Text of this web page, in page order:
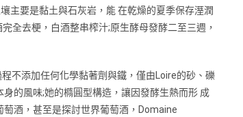
主要是黏土與石灰岩，能 在乾燥的夏季保存溼潤
全去梗，白酒整串榨汁;原生酵母發酵二至三週，
不添加任何化學黏著劑與鐵，僅由Loire的砂、礫
的風味;她的橢圓型構造，讓因發酵生熱而形 成
酒，甚至是探討世界葡萄酒，Domaine